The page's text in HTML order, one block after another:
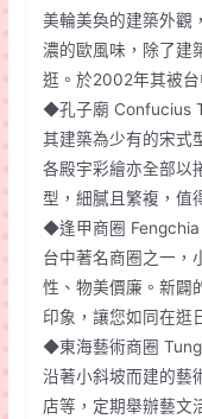
美輪美奐的建築外觀
濃的歐風味，除了建
逛。於2002年其被台
◆孔子廟 Confucius
其建築為少有的宋式
各殿宇彩繪亦全部以
型，細膩且繁複，值
◆逢甲商圈
台中著名商圈之一，
性、物美價廉。新闢
印象，讓您如同在逛
◆東海藝術商圈
沿著小斜坡而建的藝
店等，定期舉辦藝文